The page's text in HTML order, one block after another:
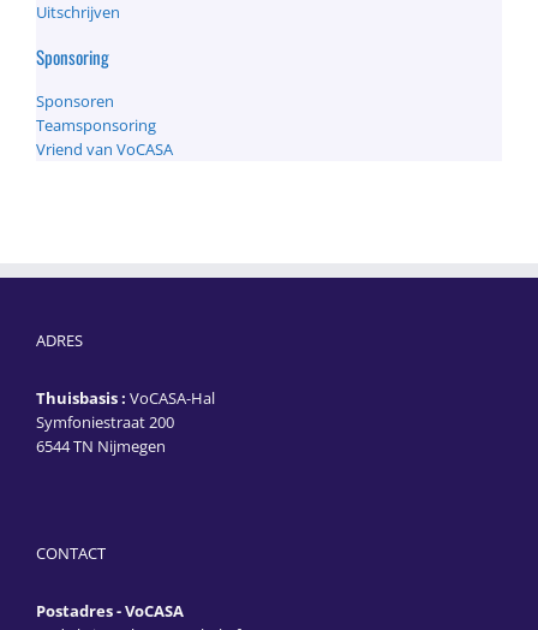
Uitschrijven
Sponsoring
Sponsoren
Teamsponsoring
Vriend van VoCASA
ADRES
Thuisbasis : VoCASA-Hal
Symfoniestraat 200
6544 TN Nijmegen
CONTACT
Postadres - VoCASA